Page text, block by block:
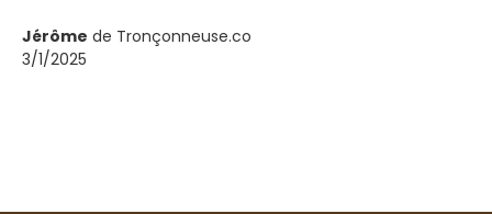
Jérôme de Tronçonneuse.co
3/1/2025